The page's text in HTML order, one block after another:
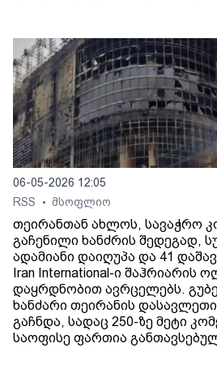
06-05-2026 12:05
RSS
• მსოფლიო
თეირანთან ახლოს, სავაჭრო
გაჩენილი ხანძრის შედეგად,
ადამიანი დაიღუპა და 41
Iran International-ი შაჰრიარის
დაყრდნობით ავრცელებს.
ხანძარი თეირანის
გაჩნდა, სადაც 250-ზე მეტი
საოფისე ფართია